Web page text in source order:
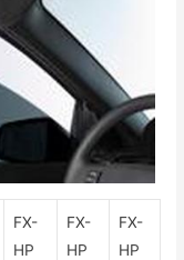
FX-
HP
FX-
HP
FX-
HP